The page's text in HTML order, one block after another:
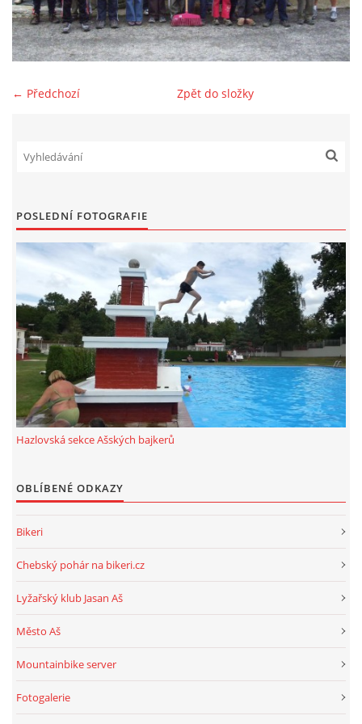
SPONZOŘI
PŘEHLED ZÁVODŮ
JEN PRO TRENÉRY
ZE ŽIVOTA BAJKERŮ
ROK 2024
ROK 2023
ROK 2022
← Předchozí Zpět do složky
POSLEDNÍ FOTOGRAFIE
Hazlovská sekce Ašských bajkerů
OBLÍBENÉ ODKAZY
Bikeri
Chebský pohár na bikeri.cz
Lyžařský klub Jasan Aš
Město Aš
Mountainbike server
Fotogalerie